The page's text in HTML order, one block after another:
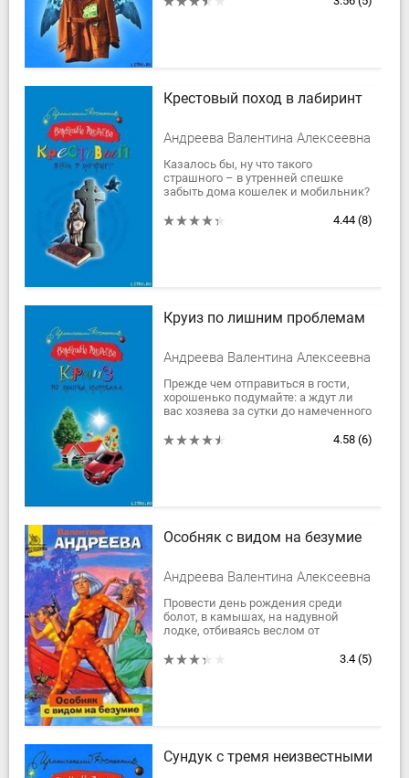
Крестовый поход в лабиринт
Андреева Валентина Алексеевна
Казалось бы, ну что такого
страшного – в утренней спешке
забыть дома кошелек и мобильник?
случайность вынудила Ирину
4.44 (8)
Круиз по лишним проблемам
Андреева Валентина Алексеевна
Прежде чем отправиться в гости,
хорошенько подумайте: а ждут ли
вас хозяева за сутки до намеченного
постарайтесь приобрести подарок...
4.58 (6)
Особняк с видом на безумие
Андреева Валентина Алексеевна
Провести день рождения среди
болот, в камышах, на надувной
лодке, отбиваясь веслом от
Решено… Мужья – на Селигер, а две
3.4 (5)
Сундук с тремя неизвестными